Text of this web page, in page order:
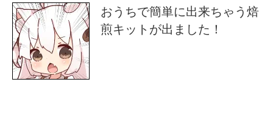
おうちで簡単に出来ちゃう焙
煎キットが出ました！